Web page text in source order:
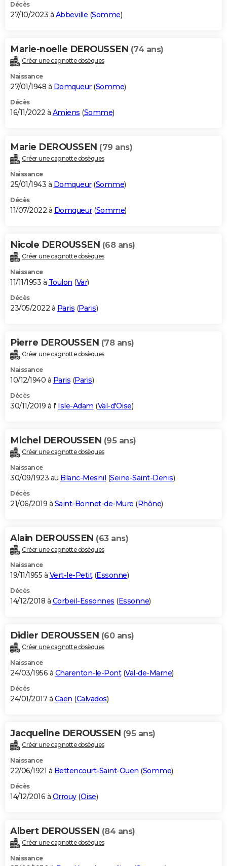
Décès
27/10/2023 à Abbeville (Somme)
Marie-noelle DEROUSSEN (74 ans)
Créer une cagnotte obsèques
Naissance
27/01/1948 à Domqueur(Somme)
Décès
16/11/2022 à Amiens (Somme)
Marie DEROUSSEN (79 ans)
Créer une cagnotte obsèques
Naissance
25/01/1943 à Domqueur(Somme)
Décès
11/07/2022 à Domqueur(Somme)
Nicole DEROUSSEN (68 ans)
Créer une cagnotte obsèques
Naissance
11/11/1953 à Toulon (Var)
Décès
23/05/2022 à Paris (Paris)
Pierre DEROUSSEN (78 ans)
Créer une cagnotte obsèques
Naissance
10/12/1940 à Paris (Paris)
Décès
30/11/2019 à l' Isle-Adam (Val-d'Oise)
Michel DEROUSSEN (95 ans)
Créer une cagnotte obsèques
Naissance
30/09/1923 au Blanc-Mesnil (Seine-Saint-Denis)
Décès
21/06/2019 à Saint-Bonnet-de-Mure (Rhône)
Alain DEROUSSEN (63 ans)
Créer une cagnotte obsèques
Naissance
19/11/1955 à Vert-le-Petit(Essonne)
Décès
14/12/2018 à Corbeil-Essonnes (Essonne)
Didier DEROUSSEN (60 ans)
Créer une cagnotte obsèques
Naissance
24/03/1956 à Charenton-le-Pont(Val-de-Marne)
Décès
24/01/2017 à Caen (Calvados)
Jacqueline DEROUSSEN (95 ans)
Créer une cagnotte obsèques
Naissance
22/06/1921 à Bettencourt-Saint-Ouen (Somme)
Décès
14/12/2016 à Orrouy(Oise)
Albert DEROUSSEN (84 ans)
Créer une cagnotte obsèques
Naissance